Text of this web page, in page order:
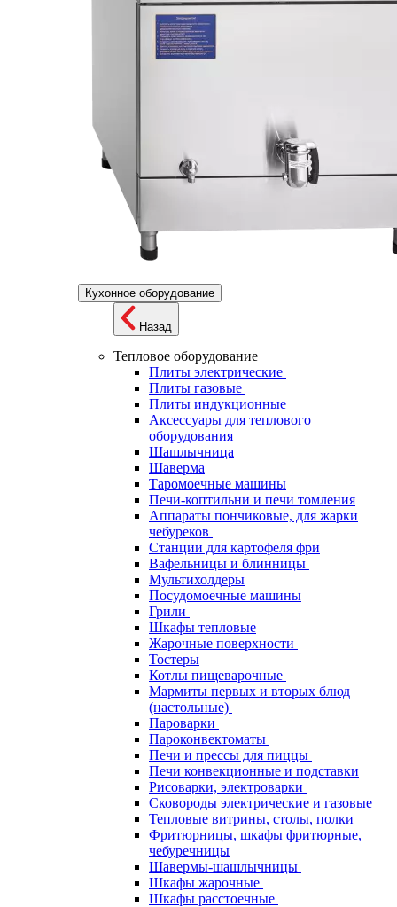
Кухонное оборудование
Назад
Тепловое оборудование
Плиты электрические
Плиты газовые
Плиты индукционные
Аксессуары для теплового
оборудования
Шашлычница
Шаверма
Таромоечные машины
Печи-коптильни и печи томления
Аппараты пончиковые, для жарки
чебуреков
Станции для картофеля фри
Вафельницы и блинницы
Мультихолдеры
Посудомоечные машины
Грили
Шкафы тепловые
Жарочные поверхности
Тостеры
Котлы пищеварочные
Мармиты первых и вторых блюд
(настольные)
Пароварки
Пароконвектоматы
Печи и прессы для пиццы
Печи конвекционные и подставки
Рисоварки, электроварки
Сковороды электрические и газовые
Тепловые витрины, столы, полки
Фритюрницы, шкафы фритюрные,
чебуречницы
Шавермы-шашлычницы
Шкафы жарочные
Шкафы расстоечные